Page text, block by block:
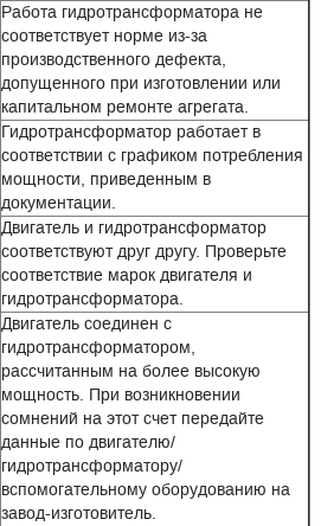
Работа гидротрансформатора не
соответствует норме из-за
производственного дефекта,
допущенного при изготовлении или
капитальном ремонте агрегата.
Гидротрансформатор работает в
соответствии с графиком потребления
мощности, приведенным в
документации.
Двигатель и гидротрансформатор
соответствуют друг другу. Проверьте
соответствие марок двигателя и
гидротрансформатора.
Двигатель соединен с
гидротрансформатором,
рассчитанным на более высокую
мощность. При возникновении
сомнений на этот счет передайте
данные по двигателю/
гидротрансформатору/
вспомогательному оборудованию на
завод-изготовитель.